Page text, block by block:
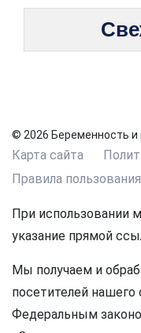
© 2026 Беременность и
Карта сайта
Правила
При использовании
указание прямой
Мы получаем и
посетителей нашего
Федеральным